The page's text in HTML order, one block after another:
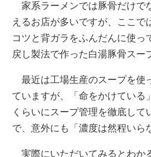
家系ラーメンでは豚骨だけで
えるお店が多いですが、ここで
コツと背ガラをふんだんに使っ
戻し製法で作った白湯豚骨スー
最近は工場生産のスープを使
ていますが、「命をかけている
くらいにスープ管理を徹底して
で、意外にも「濃度は然程いら
実際にいただいてみるとわか